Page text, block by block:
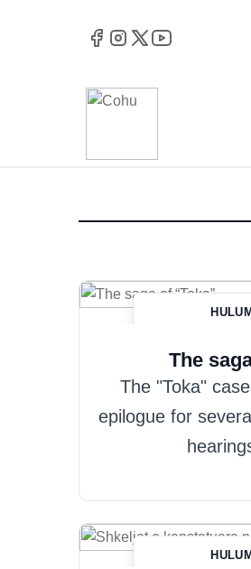
The
The "Toka"
epilogue for